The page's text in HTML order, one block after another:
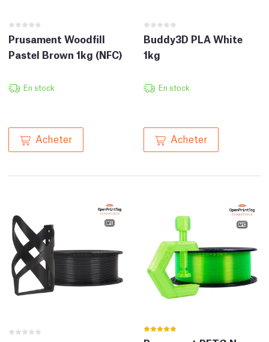
Prusament Woodfill
Pastel Brown 1kg (NFC)
En stock
Acheter
Buddy3D PLA White
1kg
En stock
Acheter